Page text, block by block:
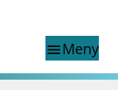
menuMeny